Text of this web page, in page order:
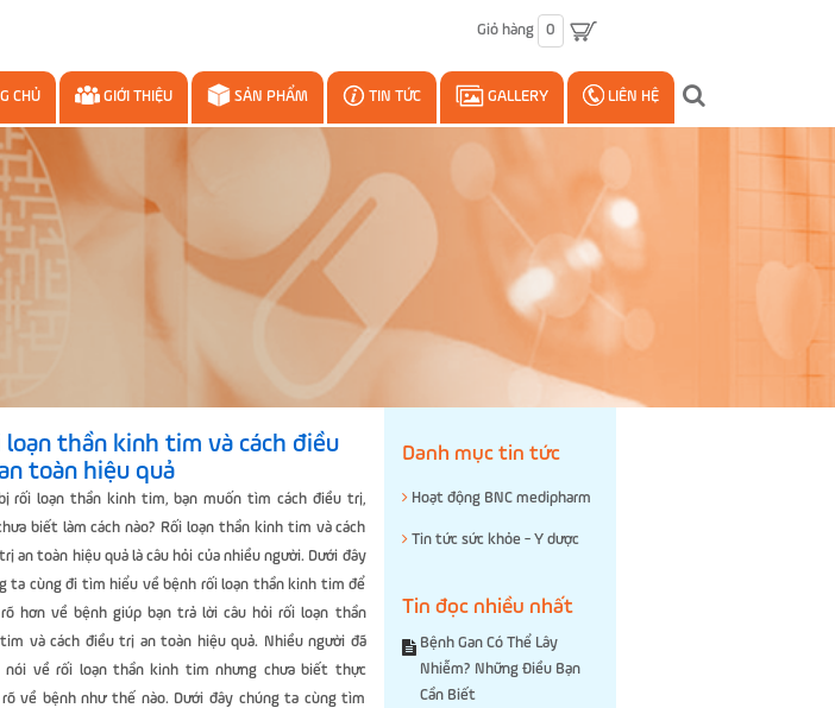
Giỏ hàng 0
CHỦ GIỚI THIỆU SẢN PHẨM TIN TỨC GALLERY LIÊN HỆ
loạn thần kinh tim và cách điều
toàn hiệu quả
rối loạn thần kinh tim, bạn muốn tìm cách điều trị,
biết làm cách nào? Rối loạn thần kinh tim và cách
an toàn hiệu quả là câu hỏi của nhiều người. Dưới đây
ta cùng đi tìm hiểu về bệnh rối loạn thần kinh tim để
rõ hơn về bệnh giúp bạn trả lời câu hỏi rối loạn thần
và cách điều trị an toàn hiệu quả. Nhiều người đã
nói về rối loạn thần kinh tim nhưng chưa biết thực
về bệnh như thế nào. Dưới đây chúng ta cùng tìm
Danh mục tin tức
Hoạt động BNC medipharm
Tin tức sức khỏe - Y dược
Tin đọc nhiều nhất
Bệnh Gan Có Thể Lây
Nhiễm? Những Điều Bạn
Cần Biết